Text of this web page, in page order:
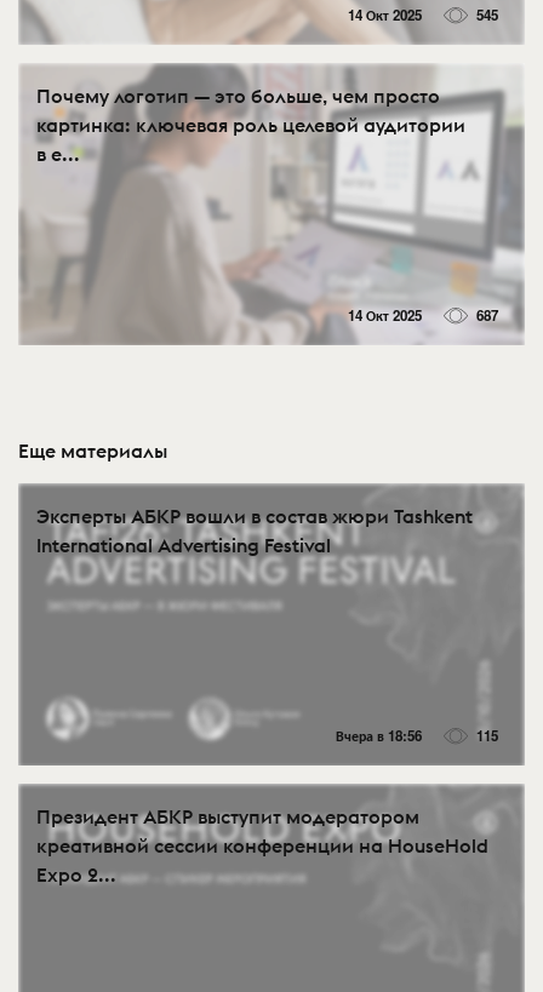
14 Окт 2025 545
Почему логотип — это больше, чем просто
картинка: ключевая роль целевой аудитории
в е...
14 Окт 2025 687
Еще материалы
Эксперты АБКР вошли в состав жюри Tashkent
International Advertising Festival
Вчера в 18:56 115
Президент АБКР выступит модератором
креативной сессии конференции на HouseHold
Expo 2...